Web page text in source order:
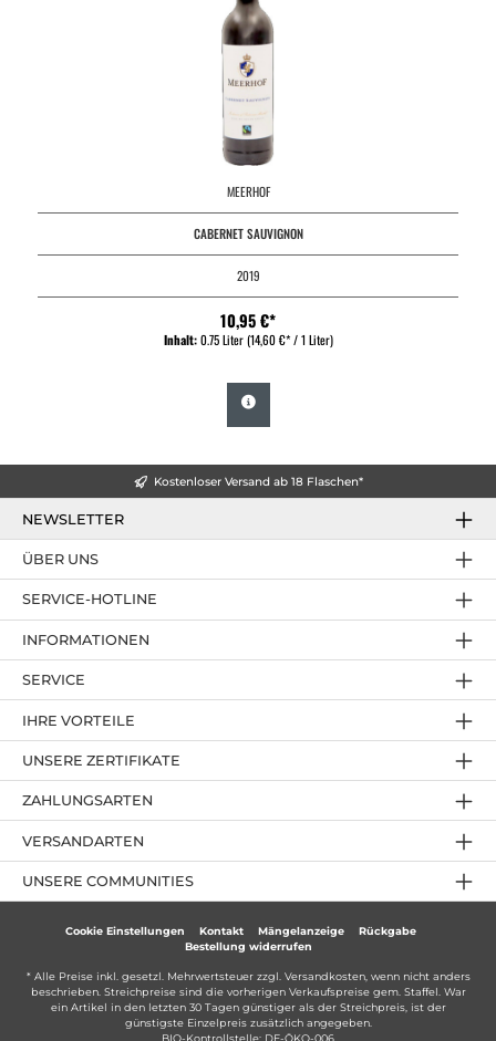
MEERHOF
CABERNET SAUVIGNON
2019
10,95 €*
Inhalt:0.75 Liter(14,60 €* / 1 Liter)
Kostenloser Versand ab 18 Flaschen*
NEWSLETTER
SERVICE-HOTLINE
IHRE VORTEILE
ZAHLUNGSARTEN
ÜBER UNS
UNSERE ZERTIFIKATE
INFORMATIONEN
SERVICE
UNSERE COMMUNITIES
VERSANDARTEN
Cookie Einstellungen Kontakt Mängelanzeige
Rückgabe
Bestellung widerrufen
* Alle Preise inkl. gesetzl. Mehrwertsteuer zzgl. Versandkosten, wenn nicht anders
beschrieben. Streichpreise sind die vorherigen Verkaufspreise gem. Staffel. War
ein Artikel in den letzten 30 Tagen günstiger als der Streichpreis, ist der
günstigste Einzelpreis zusätzlich angegeben.
BIO-Kontrollstelle: DE-ÖKO-006